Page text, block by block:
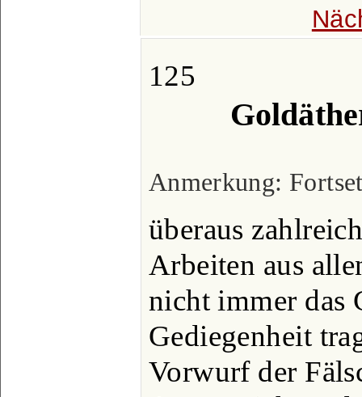
125
Anmerkung:
überaus
Arbeiten aus
nicht immer das
Gediegenheit
Vorwurf der